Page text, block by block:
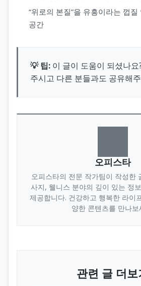
“위로의 본질”을 유흥이라는 껍
공간
💡 팁: 이 글이 도움이 되셨나
주시고 다른 분들과도 공유해
오피스타
오피스타의 전문 작가팀이 작성한
사지, 웰니스 분야의 깊이 있는 정
제공합니다. 건강하고 행복한 라이
양한 콘텐츠를 만나보
관련 글 더보